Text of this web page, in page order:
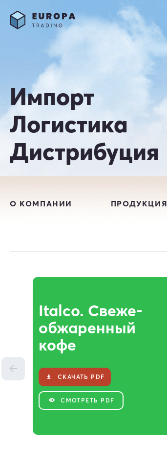
Импорт
Логистика
Дистрибуция
О КОМПАНИИ ПРОДУКЦИЯ
Italco. Свеже-
обжаренный
кофе
СКАЧАТЬ PDF
CМОТРЕТЬ PDF